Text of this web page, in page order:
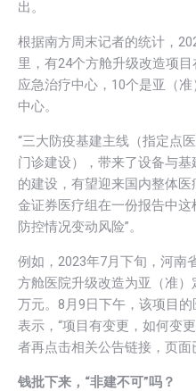
出。
根据南方周末记者的统计，
里，有24个方舱升级改造项
应急治疗中心，10个是亚（
中心。
“三大防疫基建主线（指定点
门诊建设），带来了设备与
的建设，有望迎来国内整体医
金证券医疗组在一份报告中
防控情况变动风险”。
例如，2023年7月下旬，河南
方舱医院升级改造为亚（准
万元。8月9日下午，该项目
表示，“项目有变更，如何变
者再点击相关公告链接，页面
钱批下来，“非建不可”吗？